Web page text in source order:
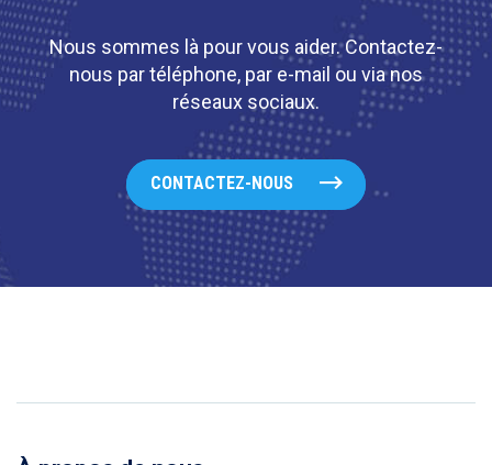
Nous sommes là pour vous aider. Contactez-
nous par téléphone, par e-mail ou via nos
réseaux sociaux.
CONTACTEZ-NOUS